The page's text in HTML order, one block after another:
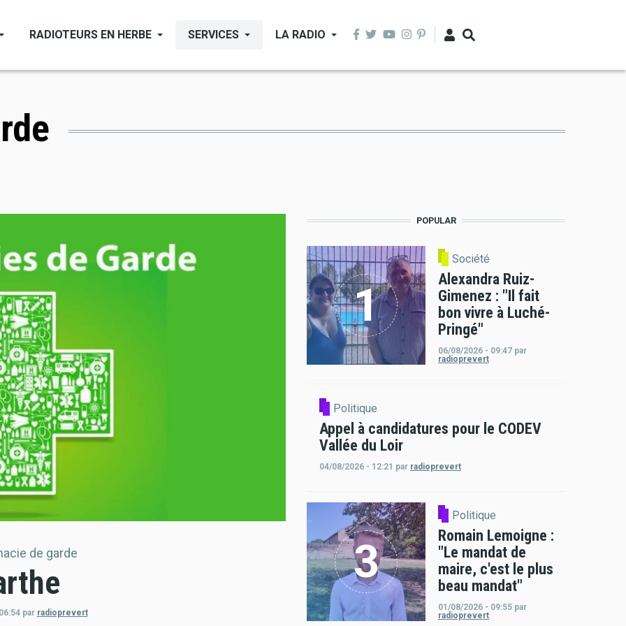
RADIOTEURS EN HERBE SERVICES LA RADIO
de garde
par radioprevert
POPULAR
Société
Alexandra Ruiz-
Gimenez : "Il fait
bon vivre à Luché-
Pringé"
06/08/2026 - 09:47 par
radioprevert
Politique
Appel à candidatures pour le CODEV
Vallée du Loir
04/08/2026 - 12:21 par radioprevert
Politique
Romain Lemoigne :
"Le mandat de
maire, c'est le plus
beau mandat"
01/08/2026 - 09:55 par
radioprevert